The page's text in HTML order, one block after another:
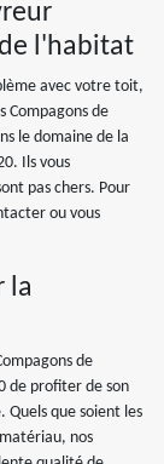
l'habitat
avec votre toit,
Compagons de
le domaine de la
Ils vous
pas chers. Pour
ou vous
la
de
de profiter de son
que soient les
nos